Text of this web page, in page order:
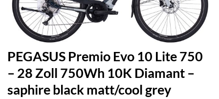
PEGASUS Premio Evo 10 Lite 750
– 28 Zoll 750Wh 10K Diamant –
saphire black matt/cool grey